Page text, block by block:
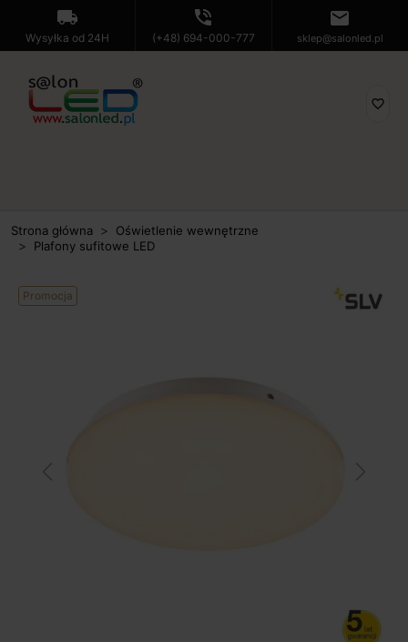
local_shipping
Wysyłka od 24H
phone_in_talk
(+48) 694-000-777
mail
sklep@salonled.pl
favorite_border
Strona główna
Oświetlenie wewnętrzne
Plafony sufitowe LED
Promocja